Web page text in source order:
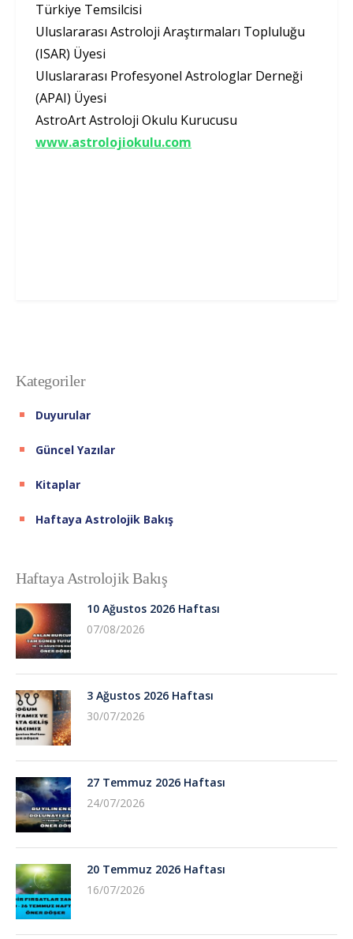
Türkiye Temsilcisi
Uluslararası Astroloji Araştırmaları Topluluğu
(ISAR) Üyesi
Uluslararası Profesyonel Astrologlar Derneği
(APAI) Üyesi
AstroArt Astroloji Okulu Kurucusu
www.astrolojiokulu.com
Kategoriler
Duyurular
Güncel Yazılar
Kitaplar
Haftaya Astrolojik Bakış
Haftaya Astrolojik Bakış
10 Ağustos 2026 Haftası
07/08/2026
3 Ağustos 2026 Haftası
30/07/2026
27 Temmuz 2026 Haftası
24/07/2026
20 Temmuz 2026 Haftası
16/07/2026